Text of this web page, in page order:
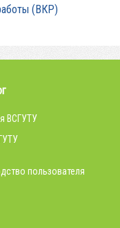
(ВКР)
ВСГУТУ
пользователя